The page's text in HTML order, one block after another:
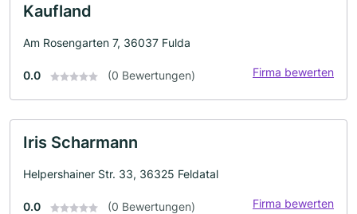
Kaufland
Am Rosengarten 7, 36037 Fulda
0.0 (0 Bewertungen) Firma bewerten
Iris Scharmann
Helpershainer Str. 33, 36325 Feldatal
0.0 (0 Bewertungen) Firma bewerten